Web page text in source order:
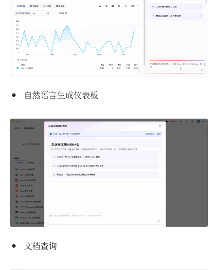
自然语言生成仪表板
文档查询